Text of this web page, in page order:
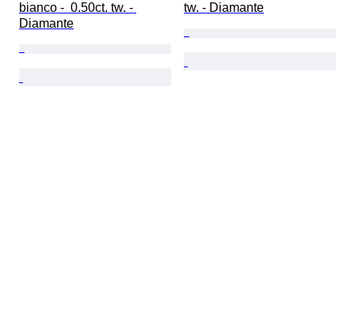
bianco -  0.50ct. tw. -
Diamante
tw. - Diamante